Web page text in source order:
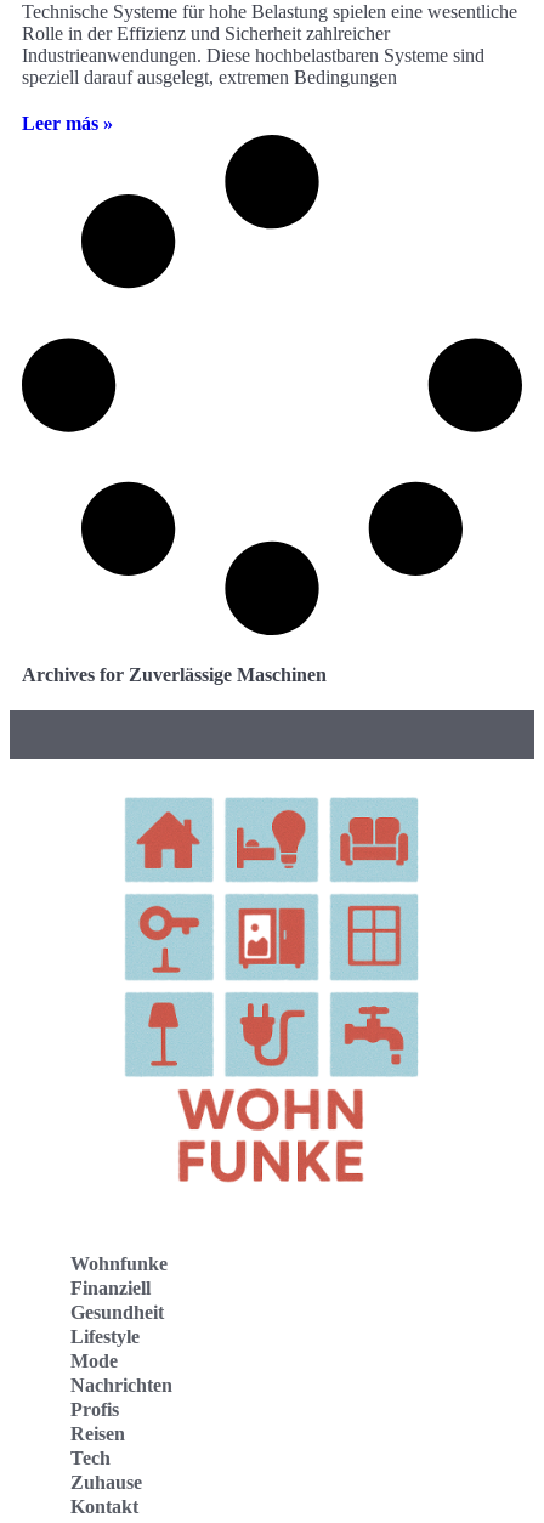
Technische Systeme für hohe Belastung spielen eine wesentliche
Rolle in der Effizienz und Sicherheit zahlreicher
Industrieanwendungen. Diese hochbelastbaren Systeme sind
speziell darauf ausgelegt, extremen Bedingungen
Leer más »
Archives for Zuverlässige Maschinen
Wohnfunke
Finanziell
Gesundheit
Lifestyle
Mode
Nachrichten
Profis
Reisen
Tech
Zuhause
Kontakt